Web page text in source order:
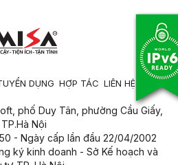
DỤNG HỢP TÁC LIÊN HỆ
phố Duy Tân, phường Cầu Giấy,
TP.Hà Nội
- Ngày cấp lần đầu 22/04/2002
ký kinh doanh - Sở Kế hoạch và